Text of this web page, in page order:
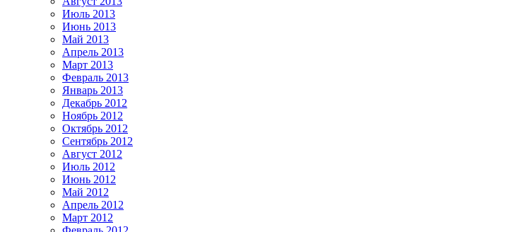
Июль 2013
Июнь 2013
Май 2013
Апрель 2013
Март 2013
Февраль 2013
Январь 2013
Декабрь 2012
Ноябрь 2012
Октябрь 2012
Сентябрь 2012
Август 2012
Июль 2012
Июнь 2012
Май 2012
Апрель 2012
Март 2012